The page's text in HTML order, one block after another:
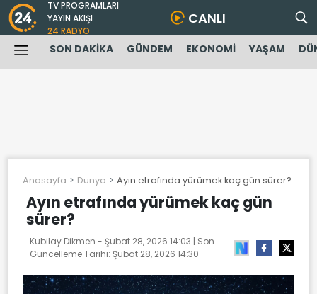
TV PROGRAMLARI
YAYIN AKIŞI
24 RADYO
CANLI
SON DAKİKA GÜNDEM EKONOMİ YAŞAM
Anasayfa Dunya Ayın etrafında yürümek kaç gün sürer?
Ayın etrafında yürümek kaç gün
sürer?
Kubilay Dikmen - Şubat 28, 2026 14:03 | Son
Güncelleme Tarihi: Şubat 28, 2026 14:30